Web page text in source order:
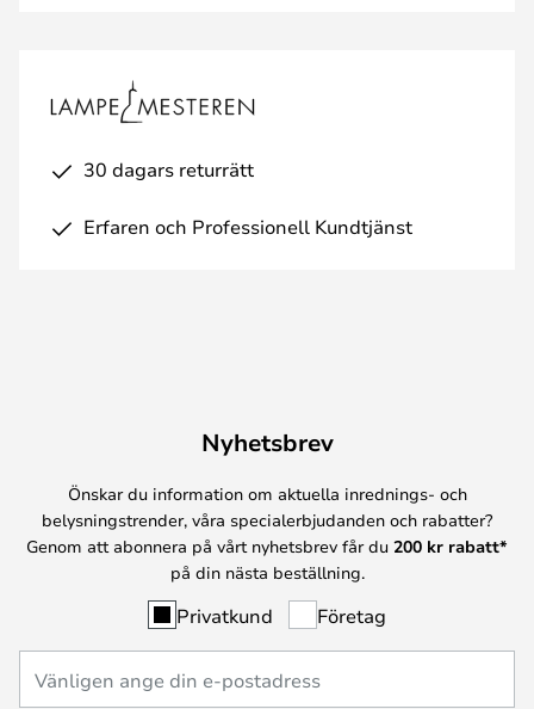
30 dagars returrätt
Erfaren och Professionell Kundtjänst
Nyhetsbrev
Önskar du information om aktuella inrednings- och
belysningstrender, våra specialerbjudanden och rabatter?
Genom att abonnera på vårt nyhetsbrev får du 200 kr rabatt*
på din nästa beställning.
Privatkund Företag